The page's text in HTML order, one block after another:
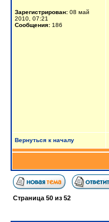
Зарегистрирован: 08 май
2010, 07:21
Сообщения: 186
Вернуться к началу
Страница 50 из 52